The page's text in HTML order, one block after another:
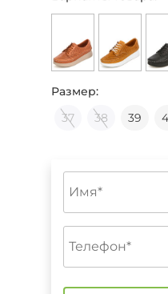
Размер:
37
38 39